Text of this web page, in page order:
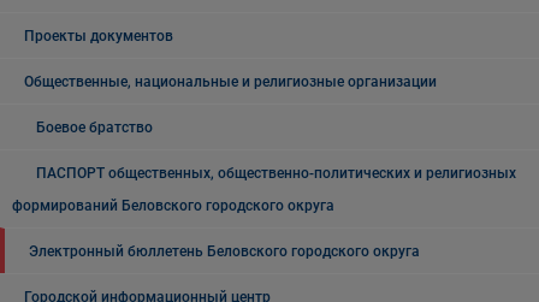
Проекты документов
Общественные, национальные и религиозные организации
Боевое братство
ПАСПОРТ общественных, общественно-политических и религиозных
формирований Беловского городского округа
Электронный бюллетень Беловского городского округа
Городской информационный центр